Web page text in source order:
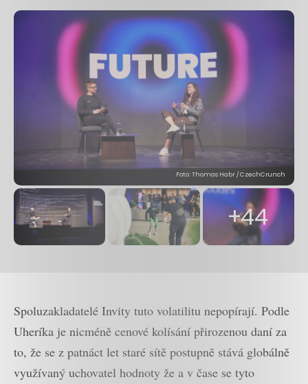
Foto: Thomas Habr / CzechCrunch
+44
Spoluzakladatelé Invity tuto volatilitu nepopírají. Podle
Uheríka je nicméně cenové kolísání přirozenou daní za
to, že se z patnáct let staré sítě postupně stává globálně
využívaný uchovatel hodnoty že a v čase se tyto